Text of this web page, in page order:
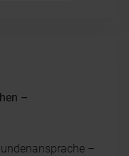
–
–